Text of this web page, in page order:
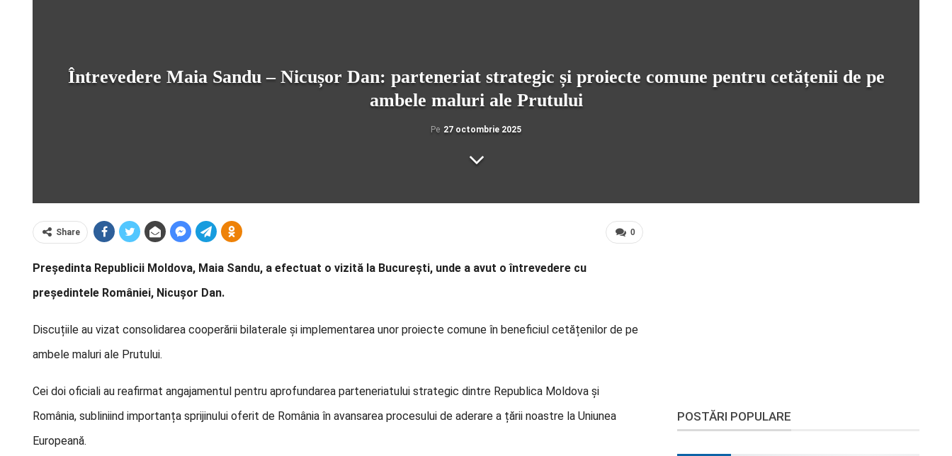
Întrevedere Maia Sandu – Nicușor Dan: parteneriat strategic și proiecte comune pentru cetățenii de pe
ambele maluri ale Prutului
Pe 27 octombrie 2025
0
Share
Președinta Republicii Moldova, Maia Sandu, a efectuat o vizită la București, unde a avut o întrevedere cu
președintele României, Nicușor Dan.
Discuțiile au vizat consolidarea cooperării bilaterale și implementarea unor proiecte comune în beneficiul cetățenilor de pe
ambele maluri ale Prutului.
Cei doi oficiali au reafirmat angajamentul pentru aprofundarea parteneriatului strategic dintre Republica Moldova și
România, subliniind importanța sprijinului oferit de România în avansarea procesului de aderare a țării noastre la Uniunea
Europeană.
POSTĂRI POPULARE